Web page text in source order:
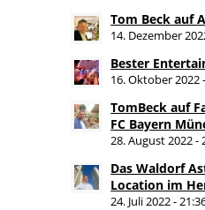
Tom Beck auf
14. Dezember
Bester
16. Oktober 2022
TomBeck auf
FC Bayern
28. August 2022 -
Das Waldorf
Location im
24. Juli 2022 -